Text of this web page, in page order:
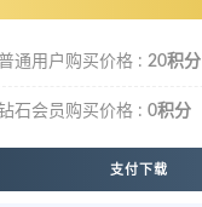
通用户购买价格 : 20积分
石会员购买价格 : 0积分
支付下载